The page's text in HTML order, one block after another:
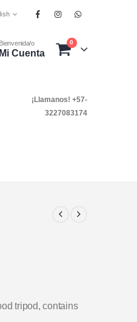
Bienvenida/o
Mi Cuenta
0
¡Llamanos! +57-
3227083174
tripod, contains